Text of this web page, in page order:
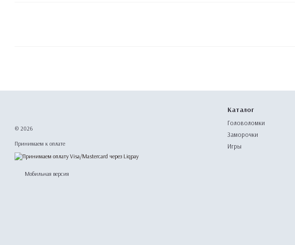
© 2026
Принимаем к оплате
Мобильная версия
Каталог
Головоломки
Заморочки
Игры